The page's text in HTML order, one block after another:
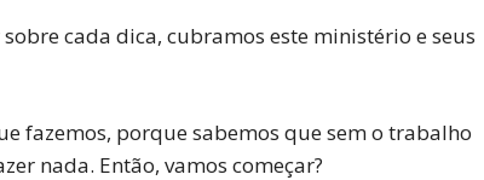
cada dica, cubramos este ministério e seus
fazemos, porque sabemos que sem o trabalho
nada. Então, vamos começar?